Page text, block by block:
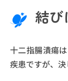
結び
十二指腸潰瘍
疾患ですが、決